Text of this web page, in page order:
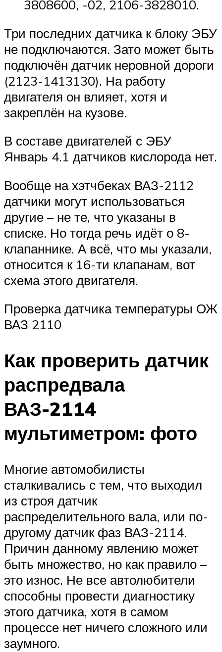
3808600, -02, 2106-3828010.
Три последних датчика к блоку ЭБУ
не подключаются. Зато может быть
подключён датчик неровной дороги
(2123-1413130). На работу
двигателя он влияет, хотя и
закреплён на кузове.
В составе двигателей с ЭБУ
Январь 4.1 датчиков кислорода нет.
Вообще на хэтчбеках ВАЗ-2112
датчики могут использоваться
другие – не те, что указаны в
списке. Но тогда речь идёт о 8-
клапаннике. А всё, что мы указали,
относится к 16-ти клапанам, вот
схема этого двигателя.
Проверка датчика температуры ОЖ
ВАЗ 2110
Как проверить датчик
распредвала
ВАЗ-2114
мультиметром: фото
Многие автомобилисты
сталкивались с тем, что выходил
из строя датчик
распределительного вала, или по-
другому датчик фаз ВАЗ-2114.
Причин данному явлению может
быть множество, но как правило –
это износ. Не все автолюбители
способны провести диагностику
этого датчика, хотя в самом
процессе нет ничего сложного или
заумного.